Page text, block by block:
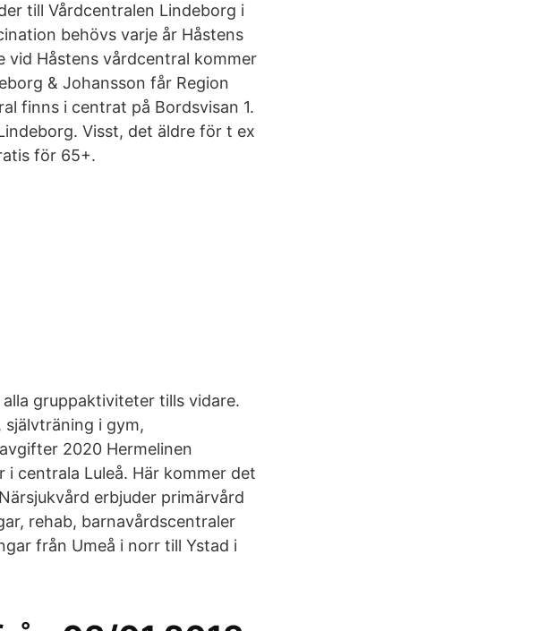
till Vårdcentralen Lindeborg i
behövs varje år Håstens
vid Håstens vårdcentral kommer
& Johansson får Region
finns i centrat på Bordsvisan 1.
Visst, det äldre för t ex
för 65+.
gruppaktiviteter tills vidare.
självträning i gym,
2020 Hermelinen
centrala Luleå. Här kommer det
erbjuder primärvård
rehab, barnavårdscentraler
från Umeå i norr till Ystad i